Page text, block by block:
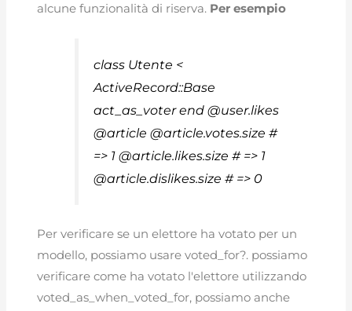
alcune funzionalità di riserva. Per esempio
class Utente <
ActiveRecord::Base
act_as_voter end @user.likes
@article @article.votes.size #
=> 1 @article.likes.size # => 1
@article.dislikes.size # => 0
Per verificare se un elettore ha votato per un
modello, possiamo usare voted_for?. possiamo
verificare come ha votato l'elettore utilizzando
voted_as_when_voted_for, possiamo anche